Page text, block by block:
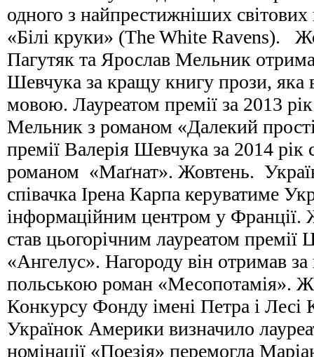
одного з найпрестижніших
«Білі круки» (The White Ravens).
Пагутяк та Ярослав Мельник
Шевчука за кращу книгу прози, яка
мовою. Лауреатом премії за 2013
Мельник з романом «Далекий
премії Валерія Шевчука за 2014 рік
романом «Маґнат». Жовтень.
співачка Ірена Карпа керуватиме
інформаційним центром у Франції.
став цьогорічним лауреатом премії
«Ангелус». Нагороду він отримав
польською роман «Месопотамія».
Конкурсу Фонду імені Петра і Лесі
Українок Америки визначило
номінації «Поезія» перемогла